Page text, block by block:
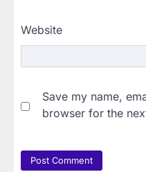
Website
Save my name,
browser for the